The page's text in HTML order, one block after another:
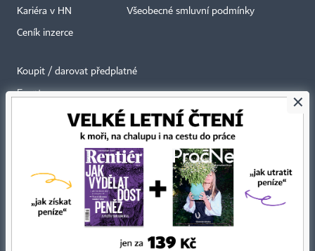
Kariéra v HN
Ceník inzerce
Všeobecné smluvní podmínky
Koupit / darovat předplatné
Eventy
Newslettery
Autorská práva vykonává vydavatel. Bez písemného svolení vydavatele je
zakázáno jakékoli užití částí nebo celku díla, zejména rozmnožování a šíření
jakýmkoli způsobem, mechanickým nebo elektronickým, v českém nebo
jiném jazyce. Bez souhlasu vydavatele je zakázáno též rozmnožování
obsahu pro účely automatizované analýzy textů nebo dat
×